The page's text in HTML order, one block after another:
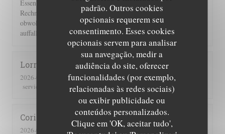
padrão. Outros cookies
opcionais requerem seu
consentimento. Esses cookies
opcionais servem para analisar
sua navegação, medir a
audiência do site, oferecer
funcionalidades (por exemplo,
relacionadas às redes sociais)
ou exibir publicidade ou
conteúdos personalizados.
Clique em 'OK, aceitar tudo',
Essen und Ambiente hervorragend. Leider wurden uns auf der
Rechnung 2 Flaschen Wein und 2 Flaschen Sprudel berechnet,
obwohl wir nur eine hatten. Einer guten Servicekraft muss das
auffallen!!!
Lorraine
2026-07-25
- 13:00 - guests 2
service
ambience: 5/5 menu :5 /5 quality_price:
Corinne
2026-07-25
- 20:30 - guests 2